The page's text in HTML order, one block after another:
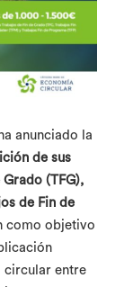
anunciado la
de sus
(TFG),
de Fin de
como objetivo
circular entre